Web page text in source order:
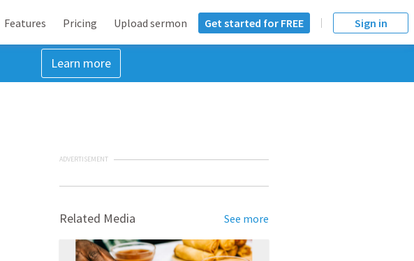
Features Pricing Upload sermon Get started for FREE Sign in
Learn more
ADVERTISEMENT
Related Media See more